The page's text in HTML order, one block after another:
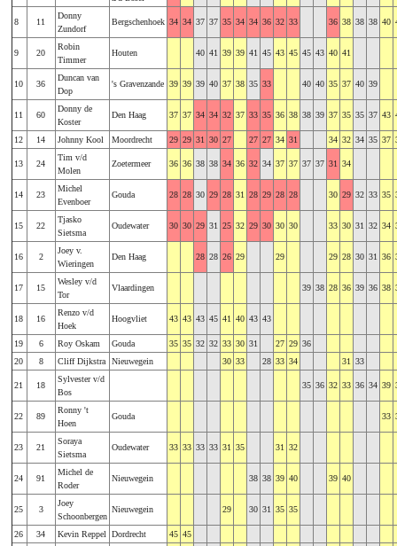
8 11
Donny
Zundorf
Bergschenhoek 34 34 37 37 35 34 34 36 32 33 36 38 38 38 40
9 20
Robin
Timmer
Houten 40 41 39 39 41 45 43 45 45 43 40 41
10 36
Duncan van
Dop
's Gravenzande 39 39 39 40 37 38 35 33 40 40 35 37 40 39
11 60
Donny de
Koster
Den Haag 37 37 34 34 32 37 33 35 36 38 38 39 37 35 35 37 43
12 14 Johnny Kool Moordrecht 29 29 31 30 27 27 27 34 31 34 32 34 35 37
13 24
Tim v/d
Molen
Zoetermeer 36 36 38 38 34 36 32 34 37 37 37 37 31 34
14 23
Michel
Evenboer
Gouda 28 28 30 29 28 31 28 29 28 28 30 29 32 33 35
15 22
Tjasko
Sietsma
Oudewater 30 30 29 31 25 32 29 30 30 30 33 30 31 32 34
16 2
Joey v.
Wieringen
Den Haag 28 28 26 29 29 29 28 30 31 36
17 15
Wesley v/d
Tor
Vlaardingen 39 38 28 36 39 36 38
18 16
Renzo v/d
Hoek
Hoogvliet 43 43 43 45 41 40 43 43
19 6 Roy Oskam Gouda 35 35 32 32 33 30 31 27 29 36
20
8 Cliff Dijkstra Nieuwegein 30 33 28 33 34 31 33
21 18
Sylvester v/d
Bos
35 36 32 33 36 34 39
22 89
Ronny 't
Hoen
Gouda 33
23 21
Soraya
Sietsma
Oudewater 33 33 33 33 31 35 31 32
24 91
Michel de
Roder
Nieuwegein 38 38 39 40 39 40
25 3
Joey
Schoonbergen
Nieuwegein 29 30 31 35 35
26 34 Kevin Reppel Dordrecht 45 45